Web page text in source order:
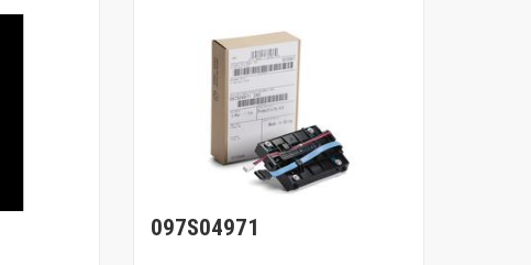
097S04971